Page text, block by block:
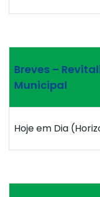
Breves –
Municipal
Hoje em Dia